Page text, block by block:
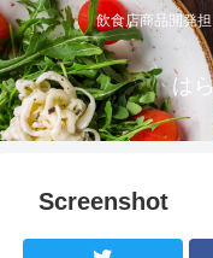
飲食店商品開発
は
Screenshot